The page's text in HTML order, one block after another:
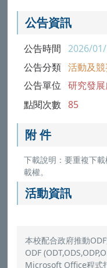
公告資訊
公告時間 2026/
公告分類 活動及
公告單位 研究發展
點閱次數 85
附 件
下載說明：要重複下
載權。
活動資訊
本校配合政府推動
ODF
Microsoft Office程式